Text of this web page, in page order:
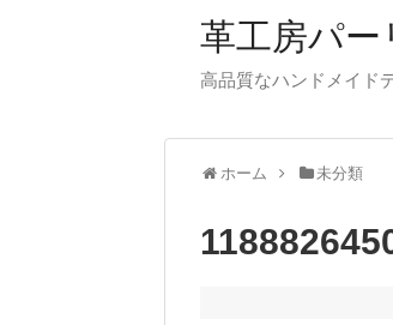
革工房パ
高品質なハンドメイド
ホーム 未分類